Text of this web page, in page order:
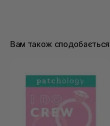
Вам також сподобається